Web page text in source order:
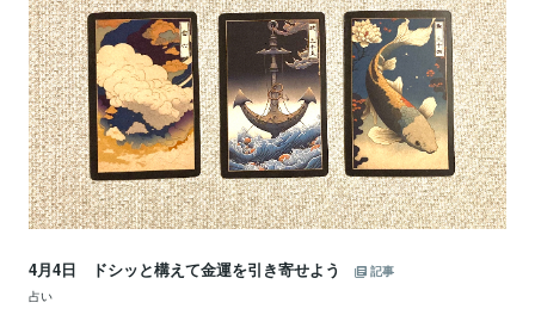
4月4日 ドシッと構えて金運を引き寄せよう
記事
占い